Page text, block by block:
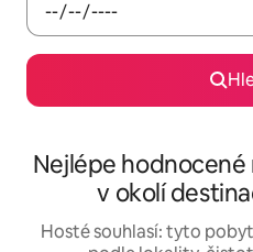
Nejlépe
v okolí
Hosté souhlasí: tyto